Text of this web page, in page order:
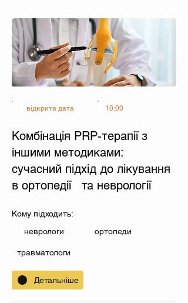
відкрита дата 10:00
Комбінація PRP-терапії з
іншими методиками:
сучасний підхід до лікування
в ортопедії та неврології
Кому підходить:
неврологи
ортопеди
травматологи
Детальніше